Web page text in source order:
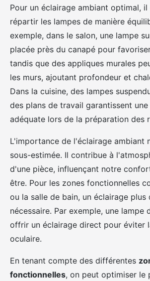
Pour un éclairage ambiant optimal,
répartir les lampes de manière
exemple, dans le salon, une lampe
placée près du canapé pour
tandis que des appliques murales
les murs, ajoutant profondeur et
Dans la cuisine, des lampes
des plans de travail garantissent
adéquate lors de la préparation des
L'importance de l'éclairage ambiant
sous-estimée. Il contribue à
d'une pièce, influençant notre
être. Pour les zones fonctionnelles
ou la salle de bain, un éclairage plus
nécessaire. Par exemple, une lampe
offrir un éclairage direct pour éviter
oculaire.
En tenant compte des différentes
fonctionnelles, on peut optimiser le